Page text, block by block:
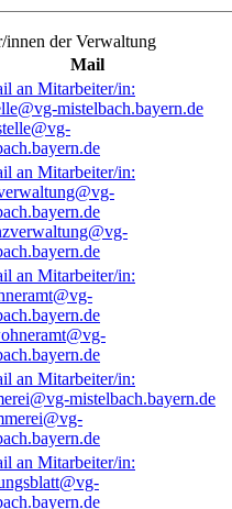
innen der Verwaltung
Mail